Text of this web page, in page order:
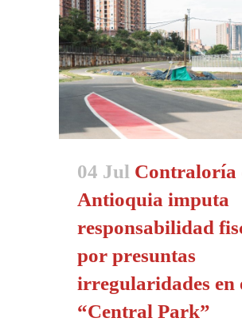
04 Jul Contraloría
Antioquia imputa
responsabilidad
por presuntas
irregularidades en
“Central Park”